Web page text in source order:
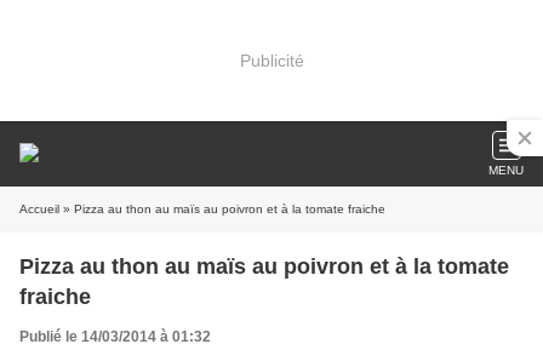
Publicité
MENU
Accueil » Pizza au thon au maïs au poivron et à la tomate fraiche
Pizza au thon au maïs au poivron et à la tomate
fraiche
Publié le 14/03/2014 à 01:32